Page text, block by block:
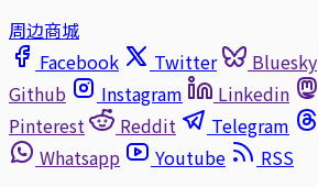
周边商城
Facebook
Twitter Bluesky
Github
Instagram Linkedin
Pinterest
Reddit Telegram
Whatsapp
Youtube
RSS